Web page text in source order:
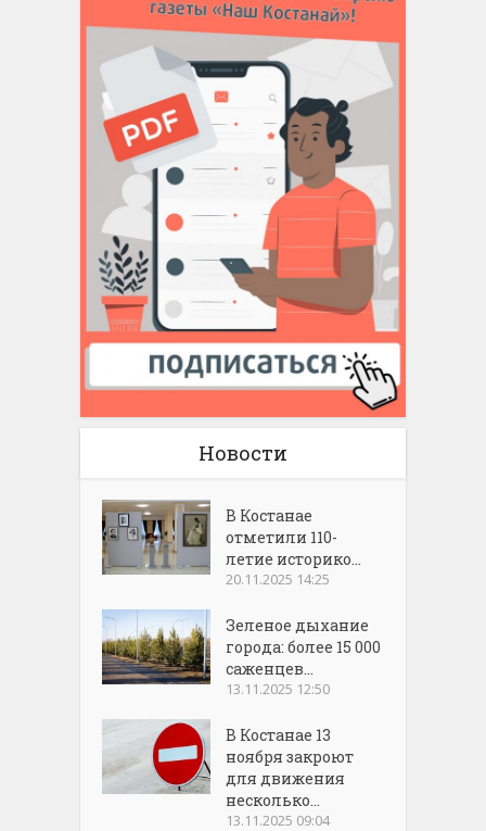
Новости
В Костанае
отметили 110-
летие историко...
20.11.2025 14:25
Зеленое дыхание
города: более 15 000
саженцев...
13.11.2025 12:50
В Костанае 13
ноября закроют
для движения
несколько...
13.11.2025 09:04